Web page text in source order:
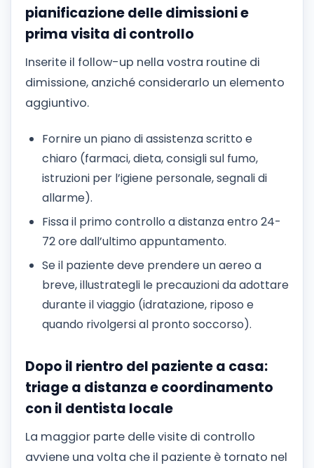
pianificazione delle dimissioni e
prima visita di controllo
Inserite il follow-up nella vostra routine di
dimissione, anziché considerarlo un elemento
aggiuntivo.
Fornire un piano di assistenza scritto e
chiaro (farmaci, dieta, consigli sul fumo,
istruzioni per l’igiene personale, segnali di
allarme).
Fissa il primo controllo a distanza entro 24-
72 ore dall’ultimo appuntamento.
Se il paziente deve prendere un aereo a
breve, illustrategli le precauzioni da adottare
durante il viaggio (idratazione, riposo e
quando rivolgersi al pronto soccorso).
Dopo il rientro del paziente a casa:
triage a distanza e coordinamento
con il dentista locale
La maggior parte delle visite di controllo
avviene una volta che il paziente è tornato nel